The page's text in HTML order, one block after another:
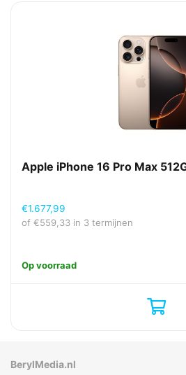
Apple iPhone 16 Pro Max
€1.677,99
of €559,33 in 3 termijnen
Op voorraad
BerylMedia.nl